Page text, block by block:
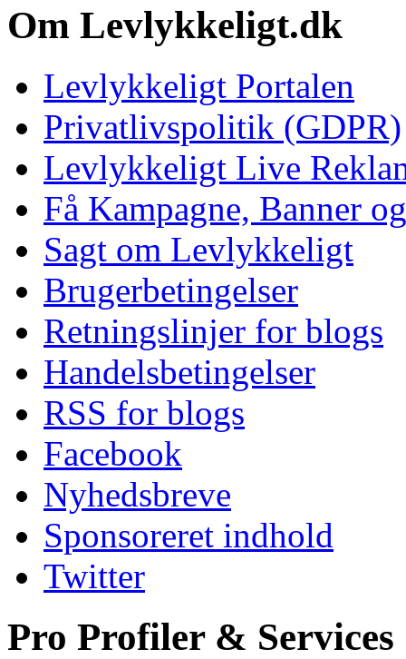
Om Levlykkeligt.dk
Levlykkeligt Portalen
Privatlivspolitik (GDPR)
Levlykkeligt Live
Få Kampagne, Banner
Sagt om Levlykkeligt
Brugerbetingelser
Retningslinjer for blogs
Handelsbetingelser
RSS for blogs
Facebook
Nyhedsbreve
Sponsoreret indhold
Twitter
Pro Profiler & Services